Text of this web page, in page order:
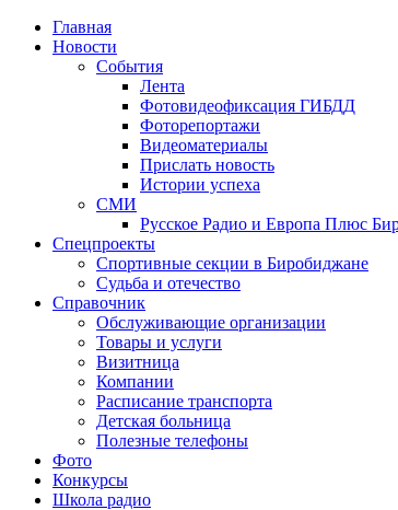
Главная
Новости
События
Лента
Фотовидеофиксация ГИБДД
Фоторепортажи
Видеоматериалы
Прислать новость
Истории успеха
СМИ
Русское Радио и Европа Плюс
Спецпроекты
Спортивные секции в Биробиджане
Судьба и отечество
Справочник
Обслуживающие организации
Товары и услуги
Визитница
Компании
Расписание транспорта
Детская больница
Полезные телефоны
Фото
Конкурсы
Школа радио